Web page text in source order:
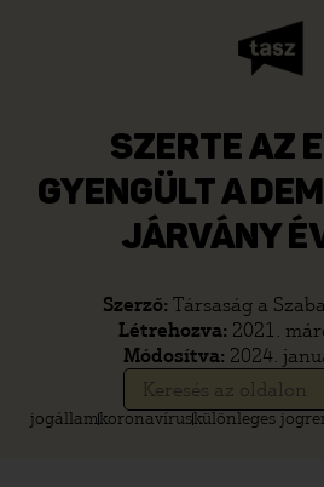
SZERTE AZ
GYENGÜLT A
JÁRVÁNY
Szerző: Társaság a
Létrehozva: 2021.
Módosítva: 2024.
jogállamkoronavíruskülönleges